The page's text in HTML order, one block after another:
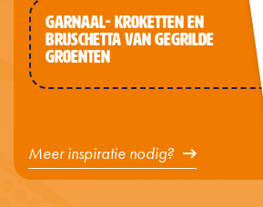
GARNAAL- KROKETTEN EN
BRUSCHETTA VAN GEGRILDE
GROENTEN
Meer inspiratie nodig?